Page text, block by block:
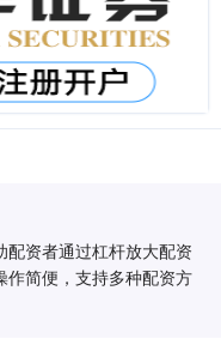
资者通过杠杆放大配资
作简便，支持多种配资方